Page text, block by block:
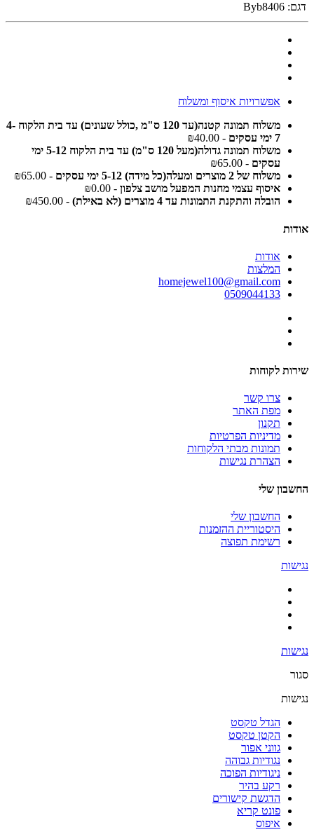
דגם: Byb8406
אפשרויות איסוף ומשלוח
משלוח תמונה קטנה(עד 120 ס"מ ,כולל שעונים) עד בית הלקוח 4-
7 ימי עסקים
- ₪40.00
משלוח תמונה גדולה(מעל 120 ס"מ) עד בית הלקוח 5-12 ימי
עסקים - ₪65.00
משלוח של 2 מוצרים ומעלה(כל מידה) 5-12 ימי עסקים
- ₪65.00
איסוף עצמי מחנות המפעל מושב צלפון - ₪0.00
הובלה והתקנת התמונות עד 4 מוצרים (לא באילת)
- ₪450.00
אודות
אודות
המלצות
homejewel100@gmail.com
0509044133
שירות לקוחות
צרו קשר
מפת האתר
תקנון
מדיניות הפרטיות
תמונות מבתי הלקוחות
הצהרת נגישות
החשבון שלי
החשבון שלי
היסטוריית ההזמנות
רשימת תפוצה
נגישות
נגישות
סגור
נגישות
הגדל טקסט
הקטן טקסט
גווני אפור
נגודיות גבוהה
ניגודיות הפוכה
רקע בהיר
הדגשת קישורים
פונט קריא
איפוס